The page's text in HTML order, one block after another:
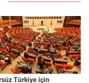
Türkiye için